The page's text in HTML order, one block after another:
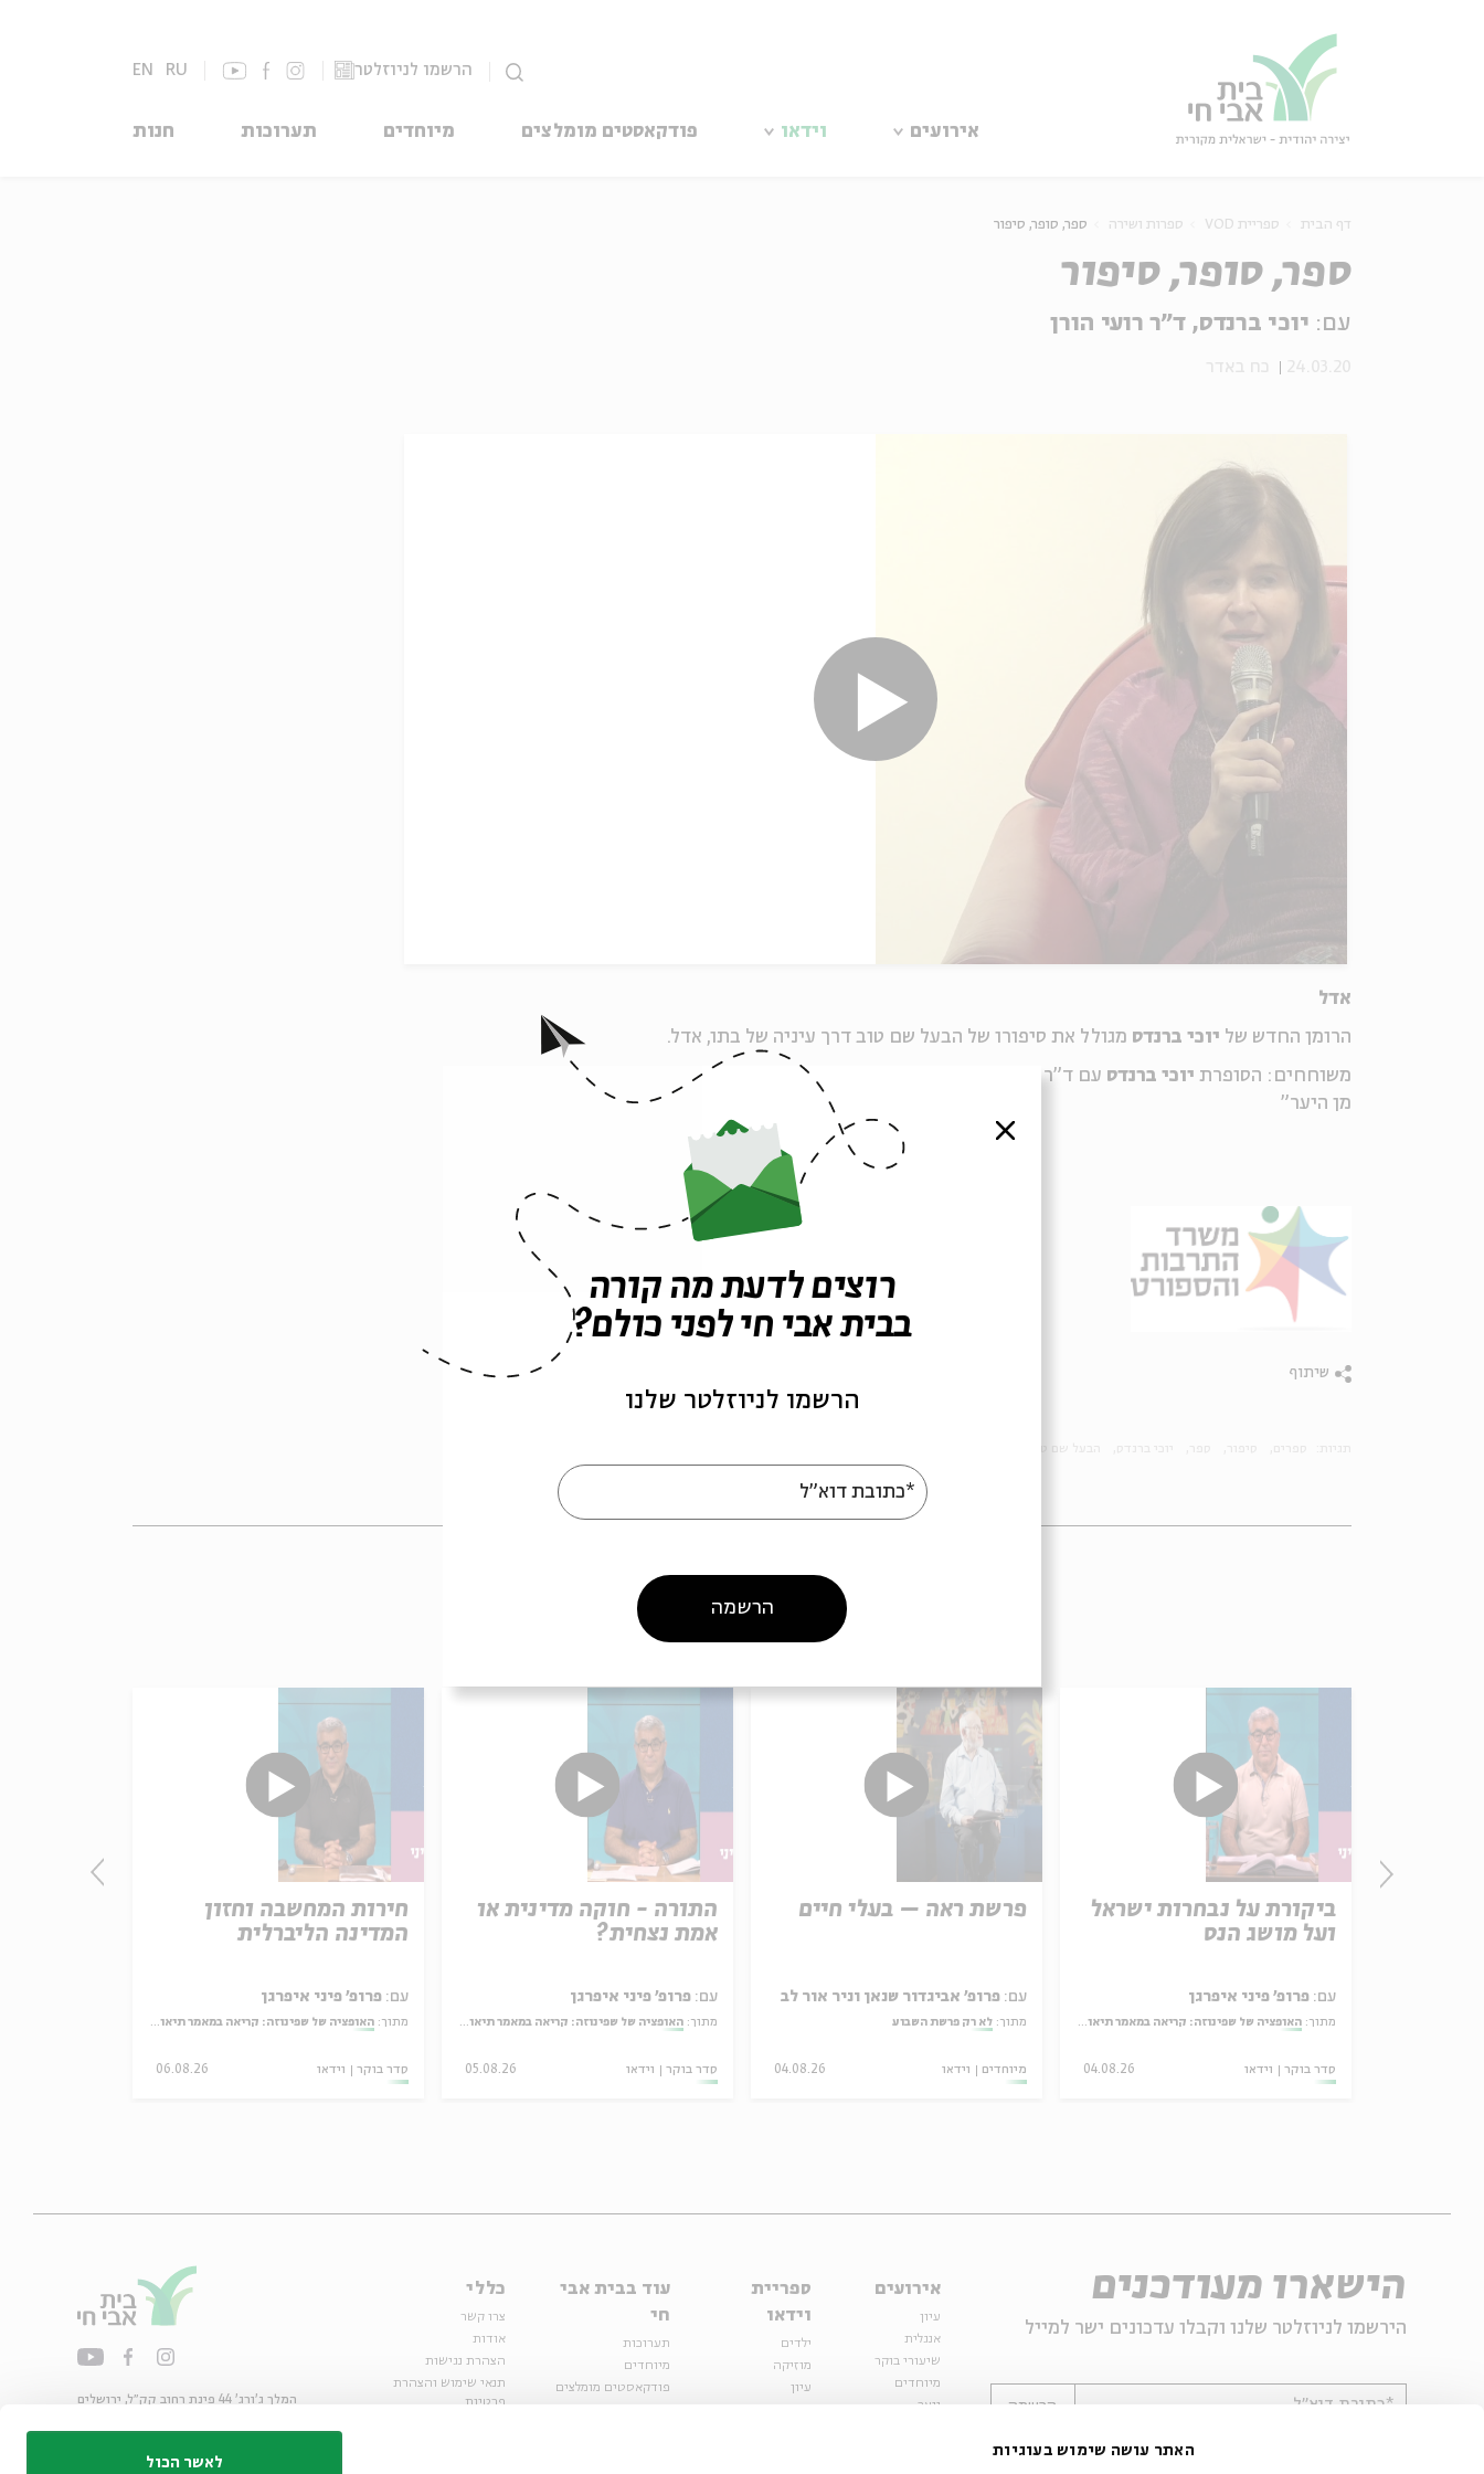
האתר עושה שימוש בעוגיות
לאשר הכול
הרשמו לניוזלטר EN RU
אירועים וידאו פודקאסטים מומלצים מיוחדים תערוכות חנות
דף הבית ספריית VOD ספרות ושירה ספר, סופר, סיפור
ספר, סופר, סיפור
עם: יוכי ברנדס, ד"ר רועי הורן
אדל
הרומן החדש של יוכי ברנדס מגולל את סיפורו של הבעל שם טוב דרך עיניה של בתו, אדל.
משוחחים: הסופרת יוכי ברנדס עם ד"ר
, חוקר חסידות ומחבר הספר "הבעל שם טוב – האיש שבא
מן היער"
שיתוף
עוד בבית אבי חי
חירות המחשבה וחזון
המדינה הליברלית
עם: פרופ' פיני איפרגן
מתוך: האופציה של שפינוזה: קריאה במאמר תיאולוגי־מדיני
סדר בוקר וידאו 06.08.26
התורה - חוקה מדינית או
אמת נצחית?
עם: פרופ' פיני איפרגן
מתוך: האופציה של שפינוזה: קריאה במאמר תיאולוגי־מדיני
סדר בוקר וידאו 05.08.26
פרשת ראה – בעלי חיים
עם: פרופ' אביגדור שנאן וניר אור לב
מתוך: לא רק פרשת השבוע
מיוחדים וידאו 04.08.26
ביקורת על נבחרות ישראל
ועל מושג הנס
עם: פרופ' פיני איפרגן
מתוך: האופציה של שפינוזה: קריאה במאמר תיאולוגי־מדיני
סדר בוקר וידאו 04.08.26
הישארו מעודכנים
הירשמו לניוזלטר שלנו וקבלו עדכונים ישר למייל
*כתובת דוא"ל הרשמה
אירועים
עיון
אנגלית
שיעורי בוקר
מיוחדים
נוער
ספריית
וידאו
ילדים
מוזיקה
עיון
עוד בבית אבי
חי
תערוכות
מיוחדים
פודקאסטים מומלצים
כללי
צרו קשר
אודות
הצהרת נגישות
תנאי שימוש והצהרת
פרטיות
המלך ג'ורג' 44 פינת רחוב קק״ל, ירושלים
סגור
רוצים לדעת מה קורה
בבית אבי חי לפני כולם?
הרשמו לניוזלטר שלנו
*כתובת דוא"ל
הרשמה